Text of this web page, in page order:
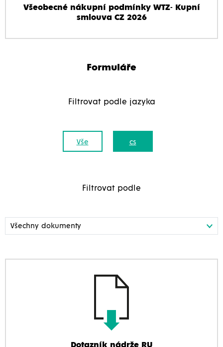
Všeobecné nákupní podmínky WTZ- Kupní
smlouva CZ 2026
Formuláře
Filtrovat podle jazyka
Vše cs
Filtrovat podle